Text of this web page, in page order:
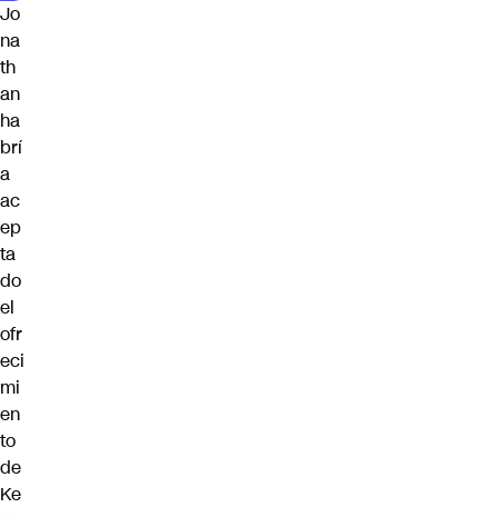
Jo
na
th
an
ha
brí
a
ac
ep
ta
do
el
ofr
eci
mi
en
to
de
Ke